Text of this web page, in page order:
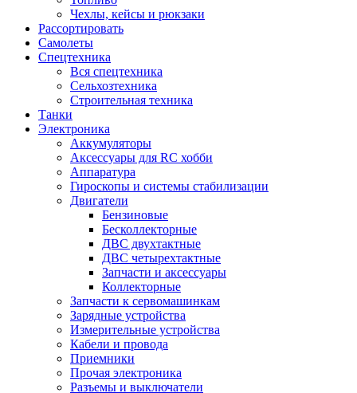
Чехлы, кейсы и рюкзаки
Рассортировать
Самолеты
Спецтехника
Вся спецтехника
Сельхозтехника
Строительная техника
Танки
Электроника
Аккумуляторы
Аксессуары для RC хобби
Аппаратура
Гироскопы и системы стабилизации
Двигатели
Бензиновые
Бесколлекторные
ДВС двухтактные
ДВС четырехтактные
Запчасти и аксессуары
Коллекторные
Запчасти к сервомашинкам
Зарядные устройства
Измерительные устройства
Кабели и провода
Приемники
Прочая электроника
Разъемы и выключатели